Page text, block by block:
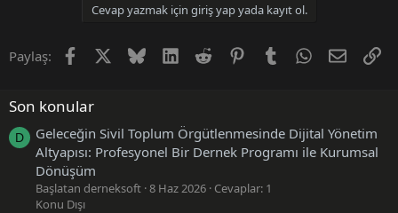
Cevap yazmak için giriş yap yada kayıt ol.
Paylaş: FacebookX (Twitter)
BlueskyLinkedInReddit PinterestTumblr WhatsApp
E-posta
Son konular
D
Geleceğin Sivil Toplum Örgütlenmesinde Dijital Yönetim
Altyapısı: Profesyonel Bir Dernek Programı ile Kurumsal
Dönüşüm
Başlatan derneksoft 8 Haz 2026 Cevaplar: 1
Konu Dışı